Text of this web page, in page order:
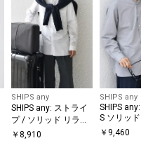
SHIPS any
SHIPS any: ストライ
プ / ソリッド リラッ
クス レギュラーカラ
￥ 8,910
SHIPS any
SHIPS
S ソリッ
イプ バン
￥ 9,460